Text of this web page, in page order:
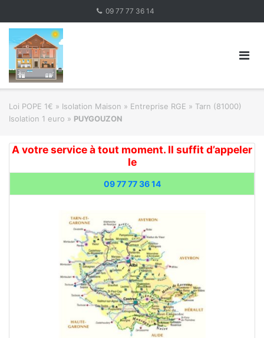
content
09 77 77 36 14
Loi POPE 1€ » Isolation Maison » Entreprise RGE » Tarn (81000)
Isolation 1 euro » PUYGOUZON
A votre service à tout moment. Il suffit d’appeler
le
09 77 77 36 14